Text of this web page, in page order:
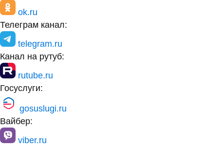
ok.ru
Телеграм канал:
telegram.ru
Канал на рутуб:
rutube.ru
Госуслуги:
gosuslugi.ru
Вайбер:
viber.ru